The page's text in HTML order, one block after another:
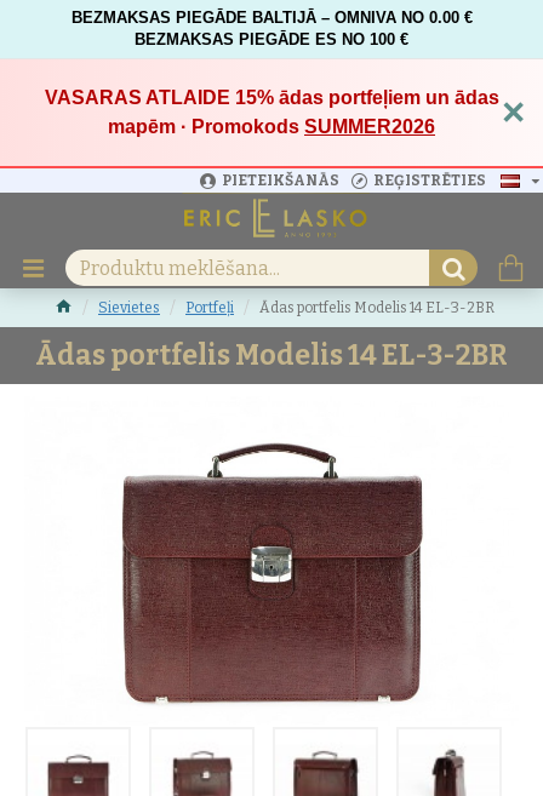
BEZMAKSAS PIEGĀDE BALTIJĀ – OMNIVA NO 0.00 €
BEZMAKSAS PIEGĀDE ES NO 100 €
VASARAS ATLAIDE 15%ādas portfeļiem un ādas
mapēm · Promokods SUMMER2026 ×
PIETEIKŠANĀS REĢISTRĒTIES
Sievietes Portfeļi Ādas portfelis Modelis 14 EL-3-2BR
Ādas portfelis Modelis 14 EL-3-2BR